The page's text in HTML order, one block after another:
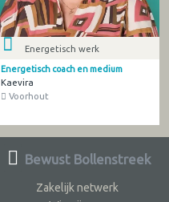
Energetisch werk
Energetisch coach en medium
Kaevira
Voorhout
Bewust Bollenstreek
Zakelijk netwerk